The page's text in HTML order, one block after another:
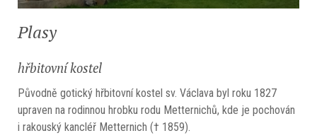
Plasy
hřbitovní kostel
Původně gotický hřbitovní kostel sv. Václava byl roku 1827
upraven na rodinnou hrobku rodu Metternichů, kde je pochován
i rakouský kancléř Metternich († 1859).